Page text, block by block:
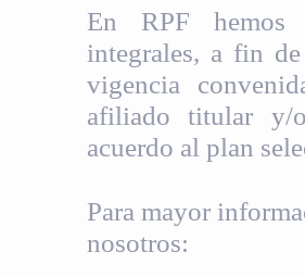
En RPF hemos
integrales, a fin
vigencia
afiliado titular y/
acuerdo al plan
Para mayor
nosotros: